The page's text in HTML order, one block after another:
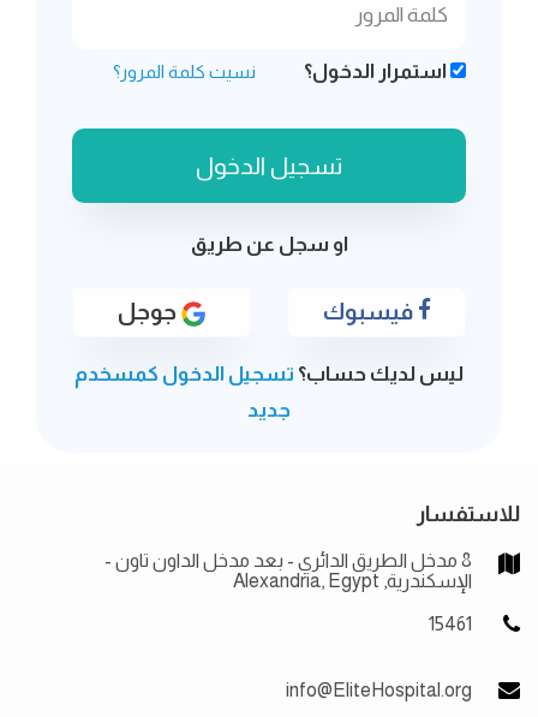
استمرار الدخول؟ نسيت كلمة المرور؟
او سجل عن طريق
فيسبوك
ليس لديك حساب؟ تسجيل الدخول كمسخدم
جديد
للاستفسار
8 مدخل الطريق الدائري - بعد مدخل الداون تاون -
الإسكندرية, Alexandria, Egypt
15461
info@EliteHospital.org